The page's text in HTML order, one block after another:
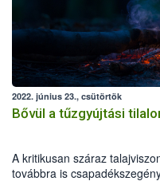
2022. június 23., csütörtök
Bővül a tűzgyújtási
A kritikusan száraz
továbbra is